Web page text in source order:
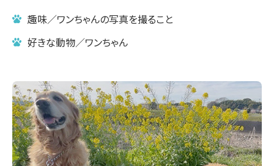
趣味／ワンちゃんの写真を撮ること
好きな動物／ワンちゃん